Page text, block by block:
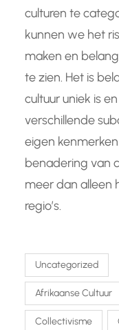
culturen te
kunnen we het
maken en
te zien. Het is
cultuur uniek is
verschillende
eigen
benadering van
meer dan alleen
regio’s.
Uncategorized
Afrikaanse Cultuur
Collectivisme